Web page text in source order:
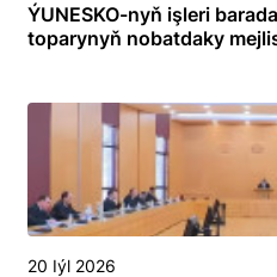
ÝUNESKO-nyň işleri
toparynyň nobatdaky
20 Iýl 2026